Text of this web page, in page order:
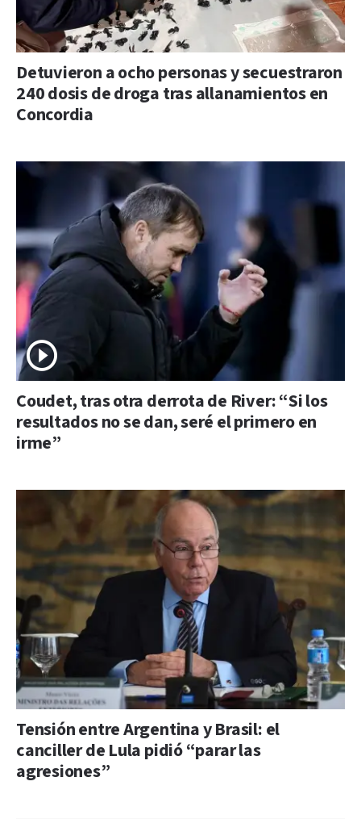
Detuvieron a ocho personas y secuestraron
240 dosis de droga tras allanamientos en
Concordia
Coudet, tras otra derrota de River: “Si los
resultados no se dan, seré el primero en
irme”
Tensión entre Argentina y Brasil: el
canciller de Lula pidió “parar las
agresiones”